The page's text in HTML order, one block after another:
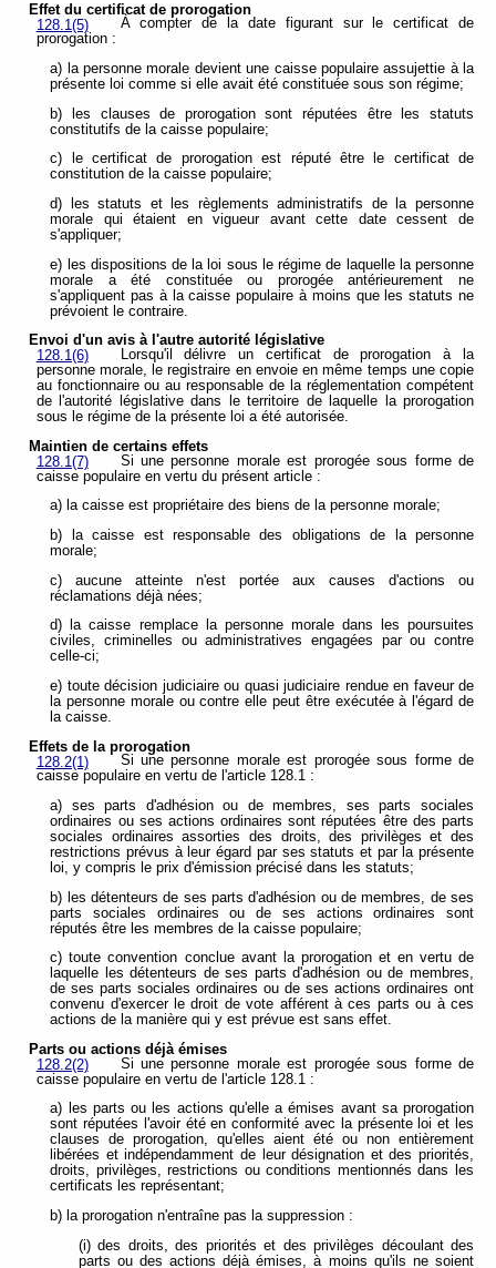
Effet du certificat de prorogation
128.1(5)
À compter de la date figurant sur le certificat de
prorogation :
a) la personne morale devient une caisse populaire assujettie à la
présente loi comme si elle avait été constituée sous son régime;
b) les clauses de prorogation sont réputées être les statuts
constitutifs de la caisse populaire;
c) le certificat de prorogation est réputé être le certificat de
constitution de la caisse populaire;
d) les statuts et les règlements administratifs de la personne
morale qui étaient en vigueur avant cette date cessent de
s'appliquer;
e) les dispositions de la loi sous le régime de laquelle la personne
morale a été constituée ou prorogée antérieurement ne
s'appliquent pas à la caisse populaire à moins que les statuts ne
prévoient le contraire.
Envoi d'un avis à l'autre autorité législative
128.1(6)
Lorsqu'il délivre un certificat de prorogation à la
personne morale, le registraire en envoie en même temps une copie
au fonctionnaire ou au responsable de la réglementation compétent
de l'autorité législative dans le territoire de laquelle la prorogation
sous le régime de la présente loi a été autorisée.
Maintien de certains effets
128.1(7)
Si une personne morale est prorogée sous forme de
caisse populaire en vertu du présent article :
a) la caisse est propriétaire des biens de la personne morale;
b) la caisse est responsable des obligations de la personne
morale;
c) aucune atteinte n'est portée aux causes d'actions ou
réclamations déjà nées;
d) la caisse remplace la personne morale dans les poursuites
civiles, criminelles ou administratives engagées par ou contre
celle-ci;
e) toute décision judiciaire ou quasi judiciaire rendue en faveur de
la personne morale ou contre elle peut être exécutée à l'égard de
la caisse.
Effets de la prorogation
128.2(1)
Si une personne morale est prorogée sous forme de
caisse populaire en vertu de l'article 128.1 :
a) ses parts d'adhésion ou de membres, ses parts sociales
ordinaires ou ses actions ordinaires sont réputées être des parts
sociales ordinaires assorties des droits, des privilèges et des
restrictions prévus à leur égard par ses statuts et par la présente
loi, y compris le prix d'émission précisé dans les statuts;
b) les détenteurs de ses parts d'adhésion ou de membres, de ses
parts sociales ordinaires ou de ses actions ordinaires sont
réputés être les membres de la caisse populaire;
c) toute convention conclue avant la prorogation et en vertu de
laquelle les détenteurs de ses parts d'adhésion ou de membres,
de ses parts sociales ordinaires ou de ses actions ordinaires ont
convenu d'exercer le droit de vote afférent à ces parts ou à ces
actions de la manière qui y est prévue est sans effet.
Parts ou actions déjà émises
128.2(2)
Si une personne morale est prorogée sous forme de
caisse populaire en vertu de l'article 128.1 :
a) les parts ou les actions qu'elle a émises avant sa prorogation
sont réputées l'avoir été en conformité avec la présente loi et les
clauses de prorogation, qu'elles aient été ou non entièrement
libérées et indépendamment de leur désignation et des priorités,
droits, privilèges, restrictions ou conditions mentionnés dans les
certificats les représentant;
b) la prorogation n'entraîne pas la suppression :
(i) des droits, des priorités et des privilèges découlant des
parts ou des actions déjà émises, à moins qu'ils ne soient